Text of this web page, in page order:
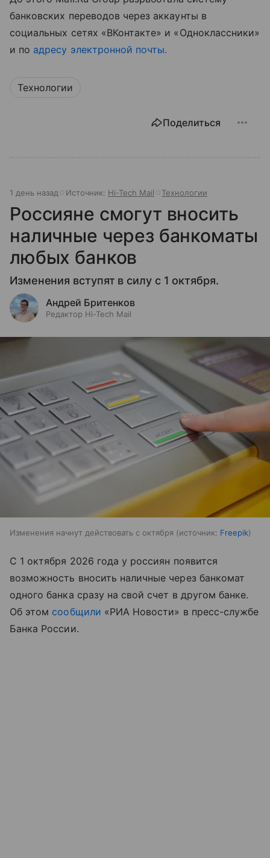
банковских переводов через аккаунты в
социальных сетях «ВКонтакте» и «Одноклассники»
и по адресу электронной почты.
Технологии
Поделиться
1 день назад Источник: Hi-Tech Mail Технологии
Россияне смогут вносить
наличные через банкоматы
любых банков
Изменения вступят в силу с 1 октября.
Андрей Бритенков
Редактор Hi-Tech Mail
Изменения начнут действовать с октября источник: Freepik
С 1 октября 2026 года у россиян появится
возможность вносить наличные через банкомат
одного банка сразу на свой счет в другом банке.
Об этом сообщили «РИА Новости» в пресс-службе
Банка России.